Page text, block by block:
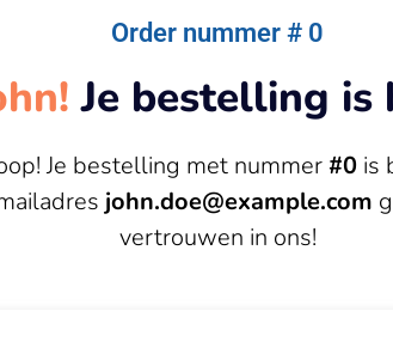
Order nummer # 0
Je bestelling is
Je bestelling met nummer#0is
john.doe@example.com
vertrouwen in ons!